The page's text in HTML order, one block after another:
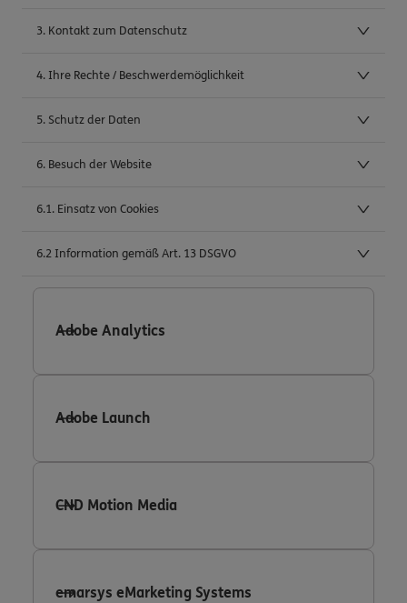
3. Kontakt zum Datenschutz
4. Ihre Rechte / Beschwerdemöglichkeit
5. Schutz der Daten
6. Besuch der Website
6.1. Einsatz von Cookies
6.2 Information gemäß Art. 13 DSGVO
Adobe Analytics
Adobe Launch
CND Motion Media
emarsys eMarketing Systems